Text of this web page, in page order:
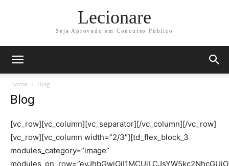
Lecionare
Seja Aprovado em Concurso Público
Home Blog
Blog
[vc_row][vc_column][vc_separator][/vc_column][/vc_row]
[vc_row][vc_column width=”2/3″][td_flex_block_3
modules_category=”image”